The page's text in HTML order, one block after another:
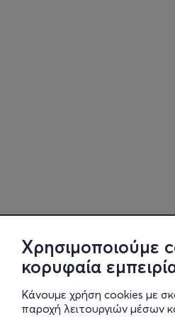
Χρησιμοποιούμε
κορυφαία
Κάνουμε χρήση cookies με
παροχή λειτουργιών μέσων